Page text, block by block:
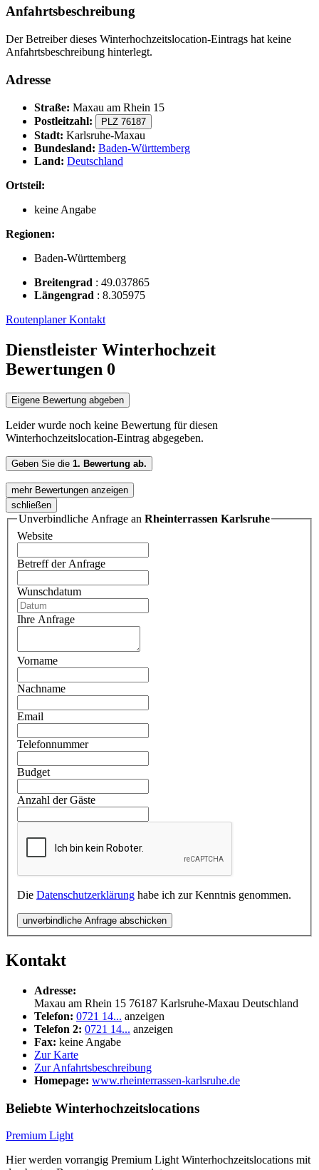
Anfahrtsbeschreibung
Der Betreiber dieses Winterhochzeitslocation-Eintrags hat keine
Anfahrtsbeschreibung hinterlegt.
Adresse
Straße: Maxau am Rhein 15
Postleitzahl:
PLZ 76187
Stadt: Karlsruhe-Maxau
Bundesland: Baden-Württemberg
Land: Deutschland
Ortsteil:
keine Angabe
Regionen:
Baden-Württemberg
Breitengrad : 49.037865
Längengrad : 8.305975
RoutenplanerKontakt
Dienstleister Winterhochzeit
Bewertungen 0
Eigene Bewertung abgeben
Leider wurde noch keine Bewertung für diesen
Winterhochzeitslocation-Eintrag abgegeben.
Geben Sie die 1. Bewertung ab.
mehr Bewertungen anzeigen
schließen
Unverbindliche Anfrage an Rheinterrassen Karlsruhe
Website
Betreff der Anfrage
Wunschdatum
Ihre Anfrage
Vorname
Nachname
Email
Telefonnummer
Budget
Anzahl der Gäste
Die Datenschutzerklärung habe ich zur Kenntnis genommen.
unverbindliche Anfrage abschicken
Kontakt
Adresse:
Maxau am Rhein 15 76187 Karlsruhe-Maxau Deutschland
Telefon: 0721 14... anzeigen
Telefon 2: 0721 14... anzeigen
Fax: keine Angabe
Zur Karte
Zur Anfahrtsbeschreibung
Homepage: www.rheinterrassen-karlsruhe.de
Beliebte Winterhochzeitslocations
Premium Light
Hier werden vorrangig Premium Light Winterhochzeitslocations mit